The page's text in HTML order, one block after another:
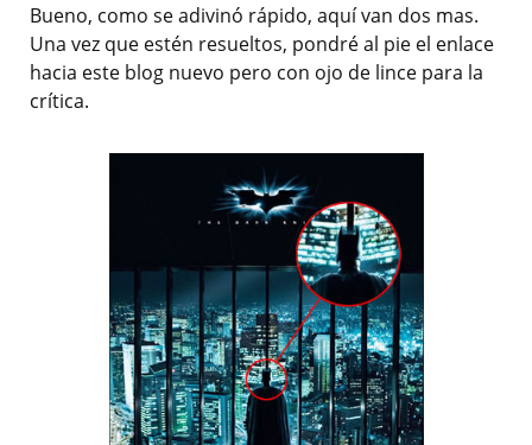
Bueno, como se adivinó rápido, aquí van dos mas.
Una vez que estén resueltos, pondré al pie el enlace
hacia este blog nuevo pero con ojo de lince para la
crítica.